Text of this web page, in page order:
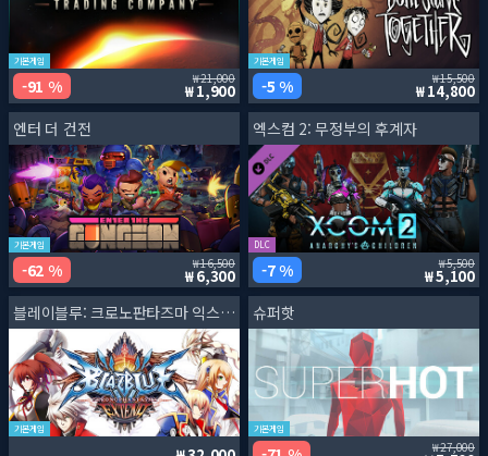
기본게임
91 % 21,000
1,900
기본게임
5 % 15,500
14,800
엔터 더 건전
기본게임
62 % 16,500
6,300
엑스컴 2: 무정부의 후계자
DLC
7 % 5,500
5,100
블레이블루: 크로노판타즈마 익스텐드
기본게임
슈퍼핫
기본게임
27,000